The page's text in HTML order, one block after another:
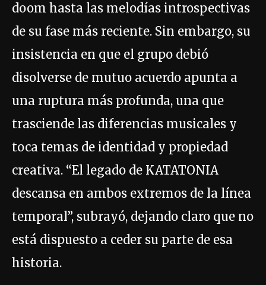
doom hasta las melodías introspectivas
de su fase más reciente. Sin embargo, su
insistencia en que el grupo debió
disolverse de mutuo acuerdo apunta a
una ruptura más profunda, una que
trasciende las diferencias musicales y
toca temas de identidad y propiedad
creativa. “El legado de KATATONIA
descansa en ambos extremos de la línea
temporal”, subrayó, dejando claro que no
está dispuesto a ceder su parte de esa
historia.